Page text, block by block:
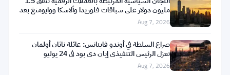
يضخ
المزيد
في
مليون دولار على سباقات فلوريدا وألاسكا ووايومنغ بعد
تعثر
Aug 7, 2026
صراع السلطة في أوندو فاينانس: عائلة ناثان أولمان
تعزل الرئيس التنفيذي إيان دي بود في 24 يوليو
Aug 7, 2026